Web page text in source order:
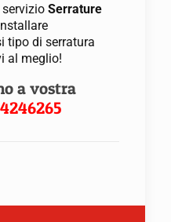
Serrature
tipo di serratura
al meglio!
a vostra